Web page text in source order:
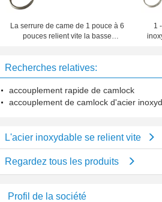
La serrure de came de 1 pouce à 6
pouces relient vite la basse
1
Recherches relatives:
accouplement rapide de camlock
accouplement de camlock d'acier
L'acier inoxydable se relient vite
Regardez tous les produits
Profil de la société